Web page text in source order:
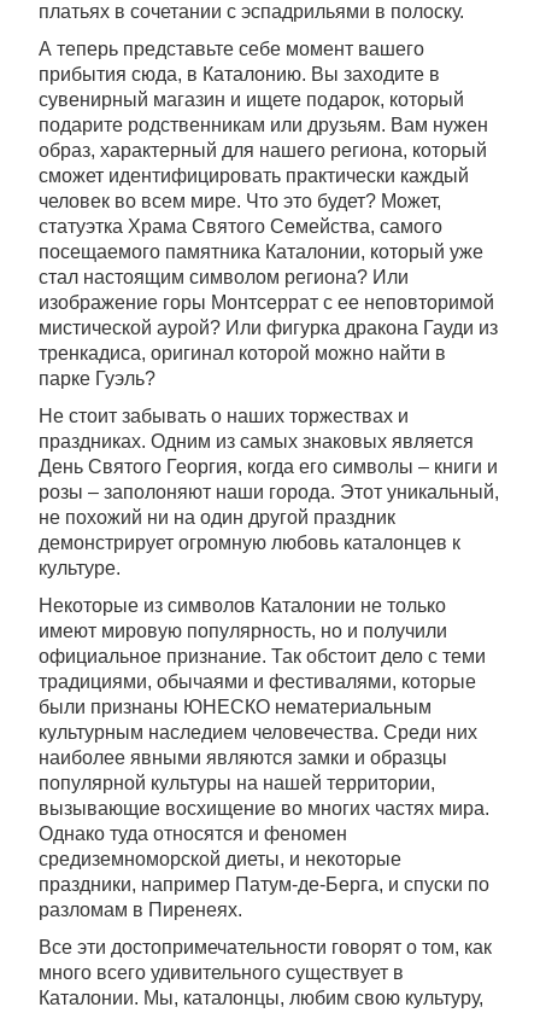
платьях в сочетании с эспадрильями в полоску.
А теперь представьте себе момент вашего
прибытия сюда, в Каталонию. Вы заходите в
сувенирный магазин и ищете подарок, который
подарите родственникам или друзьям. Вам нужен
образ, характерный для нашего региона, который
сможет идентифицировать практически каждый
человек во всем мире. Что это будет? Может,
статуэтка Храма Святого Семейства, самого
посещаемого памятника Каталонии, который уже
стал настоящим символом региона? Или
изображение горы Монтсеррат с ее неповторимой
мистической аурой? Или фигурка дракона Гауди из
тренкадиса, оригинал которой можно найти в
парке Гуэль?
Не стоит забывать о наших торжествах и
праздниках. Одним из самых знаковых является
День Святого Георгия, когда его символы – книги и
розы – заполоняют наши города. Этот уникальный,
не похожий ни на один другой праздник
демонстрирует огромную любовь каталонцев к
культуре.
Некоторые из символов Каталонии не только
имеют мировую популярность, но и получили
официальное признание. Так обстоит дело с теми
традициями, обычаями и фестивалями, которые
были признаны ЮНЕСКО нематериальным
культурным наследием человечества. Среди них
наиболее явными являются замки и образцы
популярной культуры на нашей территории,
вызывающие восхищение во многих частях мира.
Однако туда относятся и феномен
средиземноморской диеты, и некоторые
праздники, например Патум-де-Берга, и спуски по
разломам в Пиренеях.
Все эти достопримечательности говорят о том, как
много всего удивительного существует в
Каталонии. Мы, каталонцы, любим свою культуру,